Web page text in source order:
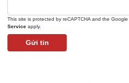
This site is protected by reCAPTCHA and the Google
Service apply.
Gửi tin